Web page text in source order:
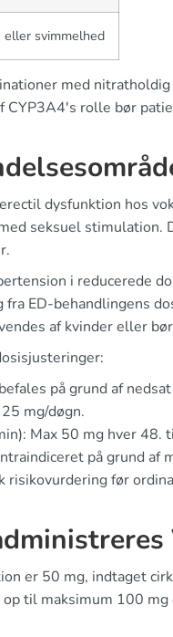
eller svimmelhed
med
CYP3A4's rolle bør
dysfunktion hos
seksuel stimulation.
i reducerede
ED-behandlingens
af kvinder eller
på grund af
mg/døgn.
Max 50 mg hver 48.
på grund af
før
er 50 mg, indtaget
til maksimum 100